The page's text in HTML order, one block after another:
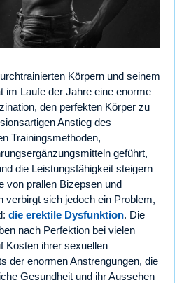
Körpern und seinem
im Laufe der Jahre eine enorme
den perfekten Körper zu
Anstieg des
Trainingsmethoden,
geführt,
die Leistungsfähigkeit steigern
von prallen Bizepsen und
verbirgt sich jedoch ein Problem,
die erektile Dysfunktion. Die
nach Perfektion bei vielen
Kosten ihrer sexuellen
der enormen Anstrengungen, die
Gesundheit und ihr Aussehen